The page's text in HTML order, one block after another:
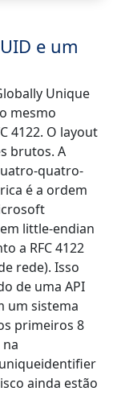
e um
Unique
mesmo
4122. O layout
brutos. A
quatro-
é a ordem
little-endian
a RFC 4122
rede). Isso
de uma API
um sistema
primeiros 8
ainda estão